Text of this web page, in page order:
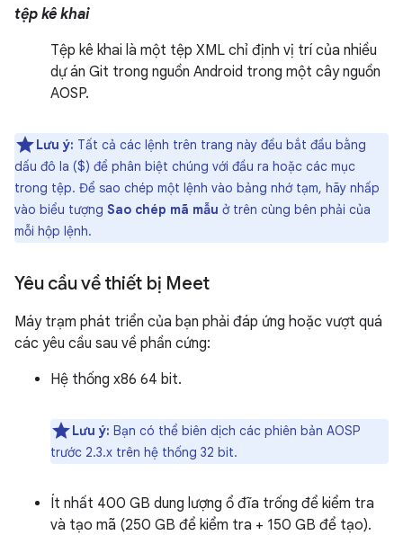
tệp kê khai
Tệp kê khai là một tệp XML chỉ định vị trí của nhiều
dự án Git trong nguồn Android trong một cây nguồn
AOSP.
Lưu ý: Tất cả các lệnh trên trang này đều bắt đầu bằng
dấu đô la ($) để phân biệt chúng với đầu ra hoặc các mục
trong tệp. Để sao chép một lệnh vào bảng nhớ tạm, hãy nhấp
vào biểu tượng Sao chép mã mẫu ở trên cùng bên phải của
mỗi hộp lệnh.
Yêu cầu về thiết bị Meet
Máy trạm phát triển của bạn phải đáp ứng hoặc vượt quá
các yêu cầu sau về phần cứng:
Hệ thống x86 64 bit.
Lưu ý: Bạn có thể biên dịch các phiên bản AOSP
trước 2.3.x trên hệ thống 32 bit.
Ít nhất 400 GB dung lượng ổ đĩa trống để kiểm tra
và tạo mã (250 GB để kiểm tra + 150 GB để tạo).